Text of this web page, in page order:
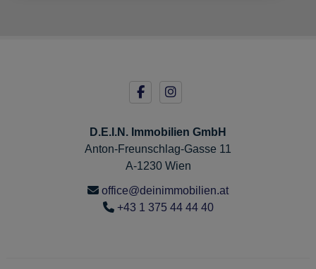
D.E.I.N. Immobilien GmbH
Anton-Freunschlag-Gasse 11
A-1230 Wien
office@deinimmobilien.at
+43 1 375 44 44 40